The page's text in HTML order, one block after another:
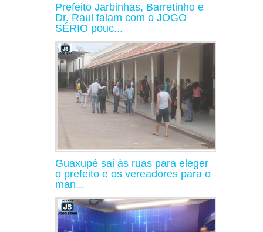
Prefeito Jarbinhas, Barretinho e
Dr. Raul falam com o JOGO
SÉRIO pouc...
Guaxupé sai às ruas para eleger
o prefeito e os vereadores para o
man...